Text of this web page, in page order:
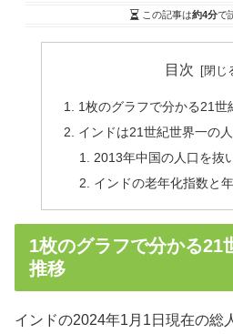
この記事は約4分で
目次
1枚のグラフで分かる21世
インドは21世紀世界一の人
2013年中国の人口を抜
インドの老年化指数と
1枚のグラフで分かる21
推移
インドの2024年1月1日現在の総